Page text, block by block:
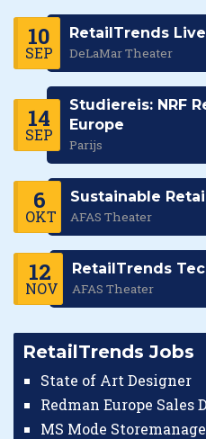
10
SEP
RetailTrends Live
DeLaMar Theater
14
SEP
Studiereis: NRF
Europe
Parijs
6
OKT
Sustainable
AFAS Theater
12
NOV
RetailTrends
AFAS Theater
RetailTrends Jobs
State of Art Designer
Redman Europe Sales
MS Mode